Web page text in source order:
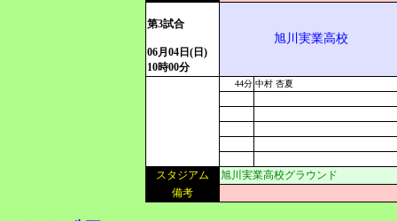
第3試合
06月04日(日)
10時00分
旭川実業高校
44分 中村 杏夏
スタジアム
旭川実業高校グラウンド
備考